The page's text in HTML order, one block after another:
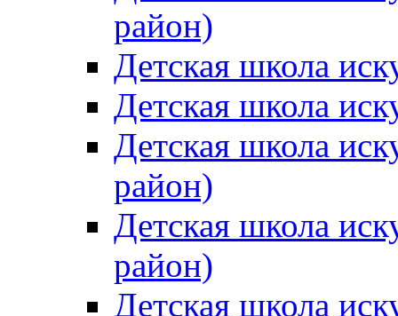
район)
Детская школа
Детская школа
Детская школа
район)
Детская школа
район)
Детская школа